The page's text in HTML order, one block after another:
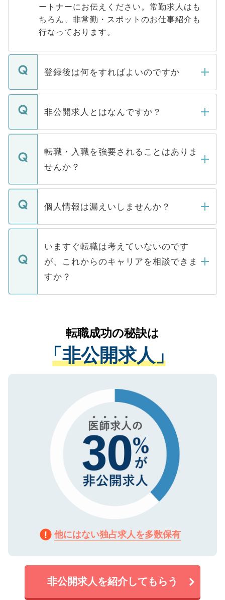
ートナーにお伝えください。常勤求人はも
ちろん、非常勤・スポットのお仕事紹介も
行なっております。
登録後は何をすればよいのですか
ご登録いただきましたら、弊社担当者がご
登録内容を確認し、その後メールもしくは
ます。通常、5営業日以内にはご連絡をせて
いただきますので、しばらくお待ちくださ
非公開求人とはなんですか？
マイナビDOCTORで取り扱っている求人の
うち約3割は、Webサイトからご覧いただ
けない「非公開求人」です。非公開求人は
下記の理由によって、一般には公開してい
ません。
■応募殺到を避けるため 人気のある医療機
関を公にしてしまうと、応募が殺到する場
に、医療機関が求める条件に合った人材の
みを人材紹介会社に依頼するケースが増え
ています。
転職・入職を強要されることはありま
せんか？
転職・入職を強要することは一切ありませ
ん。また、仮に応募先から内定をいただい
定を承諾する必要はありません。内定先へ
の辞退の連絡はキャリアパートナーが行い
個人情報は漏えいしませんか？
個人情報が漏えいすることはありませんの
で、ご安心ください。当サイトからの登録
などで収集したご登録者様の個人情報は、
ご本人のキャリアアップおよび転職活動の
支援を目的に使用いたします。お預かりし
ているすべての個人データはご本人の許可
は、個人情報の取り扱いについての厳密な
管理基準を満たした事業者のみに付与され
る、プライバシーマークを取得済みです。
で、機密保持に関してもご安心ください。
いますぐ転職は考えていないのです
が、これからのキャリアを相談できま
すか？
かがいして、現在の医療機関の状況や紹介
経験をまじえながら、適切なアドバイスを
させていただきます。すぐにご転職をされ
ない方には、長期的なサポートが可能です
ので、まずはご登録ください。
転職成功の秘訣は
「非公開求人」
他にはない独占求人を多数保有
非公開求人を紹介してもらう